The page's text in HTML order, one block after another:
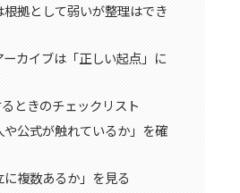
根拠として弱いが整理はでき
カイブは「正しい起点」に
ときのチェックリスト
や公式が触れているか」を確
複数あるか」を見る